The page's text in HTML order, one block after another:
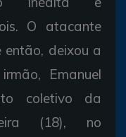
O atacante
então, deixou a
Emanuel
coletivo da
(18), no